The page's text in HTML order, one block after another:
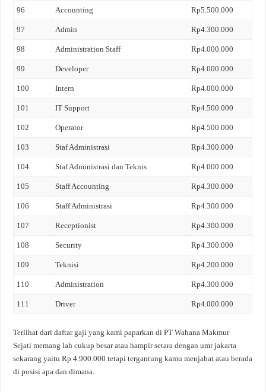
96 Accounting Rp5.500.000
97 Admin Rp4.300.000
98 Administration Staff Rp4.000.000
99 Developer Rp4.000.000
100 Intern Rp4.000.000
101 IT Support Rp4.500.000
102 Operator Rp4.500.000
103 Staf Administrasi Rp4.300.000
104 Staf Administrasi dan Teknis Rp4.000.000
105 Staff Accounting Rp4.300.000
106 Staff Administrasi Rp4.300.000
107 Receptionist Rp4.300.000
108 Security Rp4.300.000
109 Teknisi Rp4.200.000
110 Administration Rp4.300.000
111 Driver Rp4.000.000
Terlihat dari daftar gaji yang kami paparkan di PT Wahana Makmur
Sejati memang lah cukup besar atau hampir setara dengan umr jakarta
sekarang yaitu Rp 4.900.000 tetapi tergantung kamu menjabat atau berada
di posisi apa dan dimana.